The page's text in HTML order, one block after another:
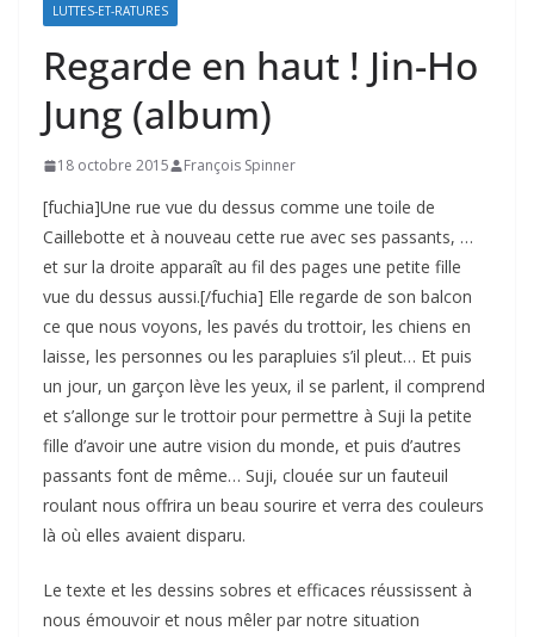
LUTTES-ET-RATURES
Regarde en haut ! Jin-Ho
Jung (album)
18 octobre 2015 François Spinner
[fuchia]Une rue vue du dessus comme une toile de
Caillebotte et à nouveau cette rue avec ses passants, …
et sur la droite apparaît au fil des pages une petite fille
vue du dessus aussi.[/fuchia] Elle regarde de son balcon
ce que nous voyons, les pavés du trottoir, les chiens en
laisse, les personnes ou les parapluies s’il pleut… Et puis
un jour, un garçon lève les yeux, il se parlent, il comprend
et s’allonge sur le trottoir pour permettre à Suji la petite
fille d’avoir une autre vision du monde, et puis d’autres
passants font de même… Suji, clouée sur un fauteuil
roulant nous offrira un beau sourire et verra des couleurs
là où elles avaient disparu.
Le texte et les dessins sobres et efficaces réussissent à
nous émouvoir et nous mêler par notre situation